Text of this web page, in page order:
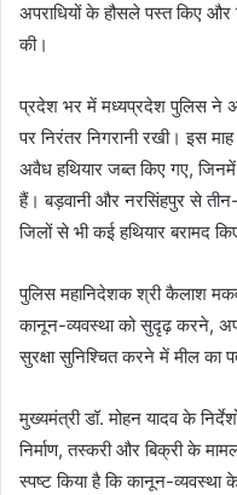
अपराधियों के हौसले पस्त किए
की।
प्रदेश भर में मध्यप्रदेश पुलिस ने
पर निरंतर निगरानी रखी। इस
अवैध हथियार जब्त किए गए, जिनमें
हैं। बड़वानी और नरसिंहपुर से
जिलों से भी कई हथियार बरामद
पुलिस महानिदेशक श्री कैलाश
कानून-व्यवस्था को सुदृढ़ करने,
सुरक्षा सुनिश्चित करने में मील का
मुख्यमंत्री डॉ. मोहन यादव के
निर्माण, तस्करी और बिक्री के
स्पष्ट किया है कि कानून-व्यवस्था